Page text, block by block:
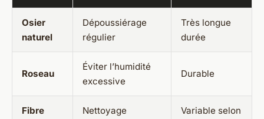
Osier
naturel
Dépoussiérage
régulier
Très longue
durée
Roseau
Éviter l’humidité
excessive
Durable
Fibre
Nettoyage
Variable selon